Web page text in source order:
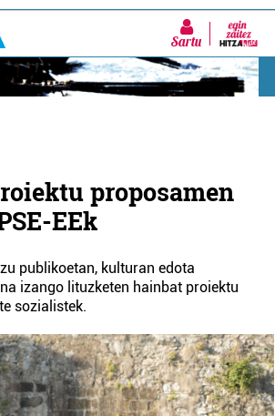
Sartu
proposamen
EEk
publikoetan, kulturan edota
izango lituzketen hainbat proiektu
sozialistek.